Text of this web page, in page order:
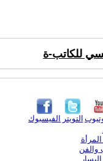
للكاتب-ة
الفيسبوك التويتر
المرأة
والفن